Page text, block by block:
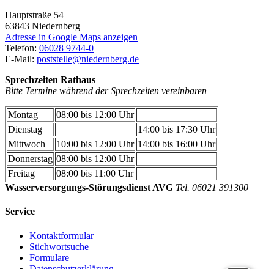
Hauptstraße 54
63843 Niedernberg
Adresse in Google Maps anzeigen
Telefon: 06028 9744-0
E-Mail: poststelle@niedernberg.de
Sprechzeiten Rathaus
Bitte Termine während der Sprechzeiten vereinbaren
Montag
08:00 bis 12:00 Uhr
Dienstag
14:00 bis 17:30 Uhr
Mittwoch
10:00 bis 12:00 Uhr 14:00 bis 16:00 Uhr
Donnerstag 08:00 bis 12:00 Uhr
Freitag
08:00 bis 11:00 Uhr
Wasserversorgungs-Störungsdienst AVG Tel. 06021 391300
Service
Kontaktformular
Stichwortsuche
Formulare